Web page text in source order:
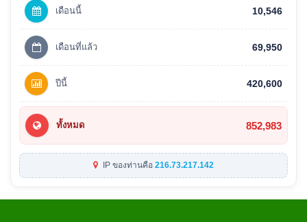
เดือนนี้ 10,546
เดือนที่แล้ว 69,950
ปีนี้ 420,600
ทั้งหมด 852,983
IP ของท่านคือ 216.73.217.142